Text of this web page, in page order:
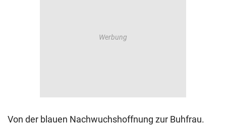
Von der blauen Nachwuchshoffnung zur Buhfrau.